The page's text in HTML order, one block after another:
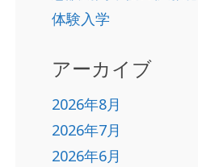
体験入学
アーカイブ
2026年8月
2026年7月
2026年6月